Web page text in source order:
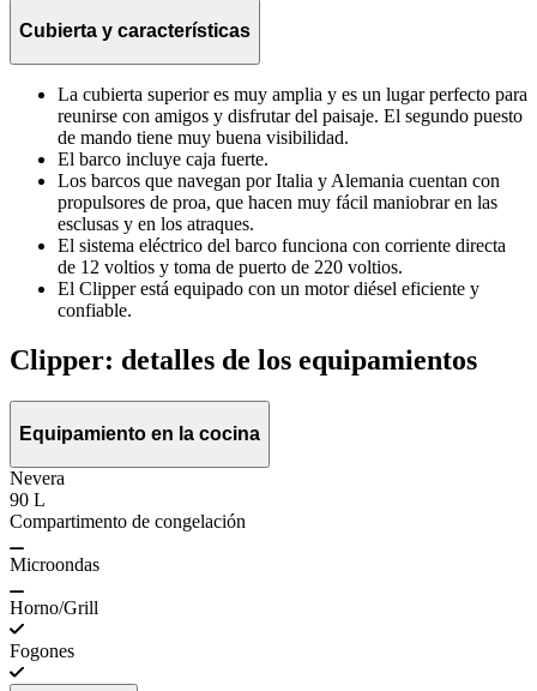
Cubierta y características
La cubierta superior es muy amplia y es un lugar perfecto para
reunirse con amigos y disfrutar del paisaje. El segundo puesto
de mando tiene muy buena visibilidad.
El barco incluye caja fuerte.
Los barcos que navegan por Italia y Alemania cuentan con
propulsores de proa, que hacen muy fácil maniobrar en las
esclusas y en los atraques.
El sistema eléctrico del barco funciona con corriente directa
de 12 voltios y toma de puerto de 220 voltios.
El Clipper está equipado con un motor diésel eficiente y
confiable.
Clipper: detalles de los equipamientos
Equipamiento en la cocina
Nevera
90 L
Compartimento de congelación
Microondas
Horno/Grill
Fogones